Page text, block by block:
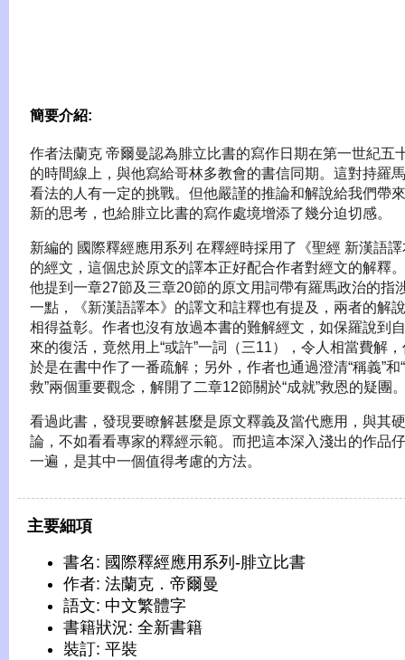
簡要介紹:
作者法蘭克 帝爾曼認為腓立比書的寫作日期在第一世紀五
的時間線上，與他寫給哥林多教會的書信同期。這對持羅
看法的人有一定的挑戰。但他嚴謹的推論和解說給我們帶
新的思考，也給腓立比書的寫作處境增添了幾分迫切感。
新編的 國際釋經應用系列 在釋經時採用了《聖經 新漢語
的經文，這個忠於原文的譯本正好配合作者對經文的解釋
他提到一章27節及三章20節的原文用詞帶有羅馬政治的指
一點，《新漢語譯本》的譯文和註釋也有提及，兩者的解
相得益彰。作者也沒有放過本書的難解經文，如保羅說到
來的復活，竟然用上“或許”一詞（三11），令人相當費解
於是在書中作了一番疏解；另外，作者也通過澄清“稱義”和
救”兩個重要觀念，解開了二章12節關於“成就”救恩的疑團
看過此書，發現要瞭解甚麼是原文釋義及當代應用，與其
論，不如看看專家的釋經示範。而把這本深入淺出的作品
一遍，是其中一個值得考慮的方法。
主要細項
書名: 國際釋經應用系列-腓立比書
作者: 法蘭克．帝爾曼
語文: 中文繁體字
書籍狀況: 全新書籍
裝訂: 平裝